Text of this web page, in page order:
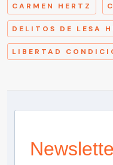
CARMEN HERTZ
DELITOS DE LESA
LIBERTAD